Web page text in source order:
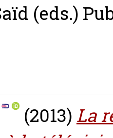
(eds.)
(2013) La